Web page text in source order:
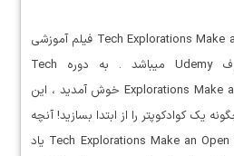
Tech Explorations Make an Open Source Drone فیلم آموزشی
محصول کمپانی معروف Udemy میباشد . به دوره Tech
Explorations Make an Open Source Drone خوش آمدید ، این
یک کوادکوپتر را از ابتدا بسازید! آنچه
در دوره Tech Explorations Make an Open Source Drone یاد